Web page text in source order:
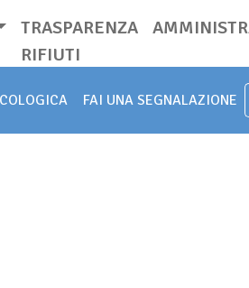
TRASPARENZA
RIFIUTI
FAI UNA SEGNALAZIONE